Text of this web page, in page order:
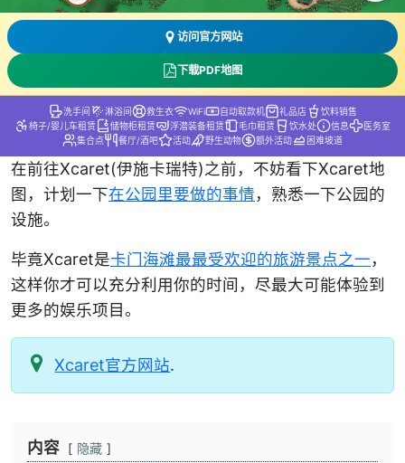
访问官方网站
下载PDF地图
洗手间 淋浴间 救生衣 WiFi 自动取款机 礼品店
饮料销售
椅子/婴儿车租赁
储物柜租赁 浮潜装备租赁 毛巾租赁 饮水处 信息
医务室
集合点
餐厅/酒吧 活动 野生动物 额外活动 困难坡道
在前往Xcaret(伊施卡瑞特)之前，不妨看下Xcaret地
图，计划一下在公园里要做的事情，熟悉一下公园的
设施。
毕竟Xcaret是卡门海滩最最受欢迎的旅游景点之一，
这样你才可以充分利用你的时间，尽最大可能体验到
更多的娱乐项目。
Xcaret官方网站.
内容 隐藏